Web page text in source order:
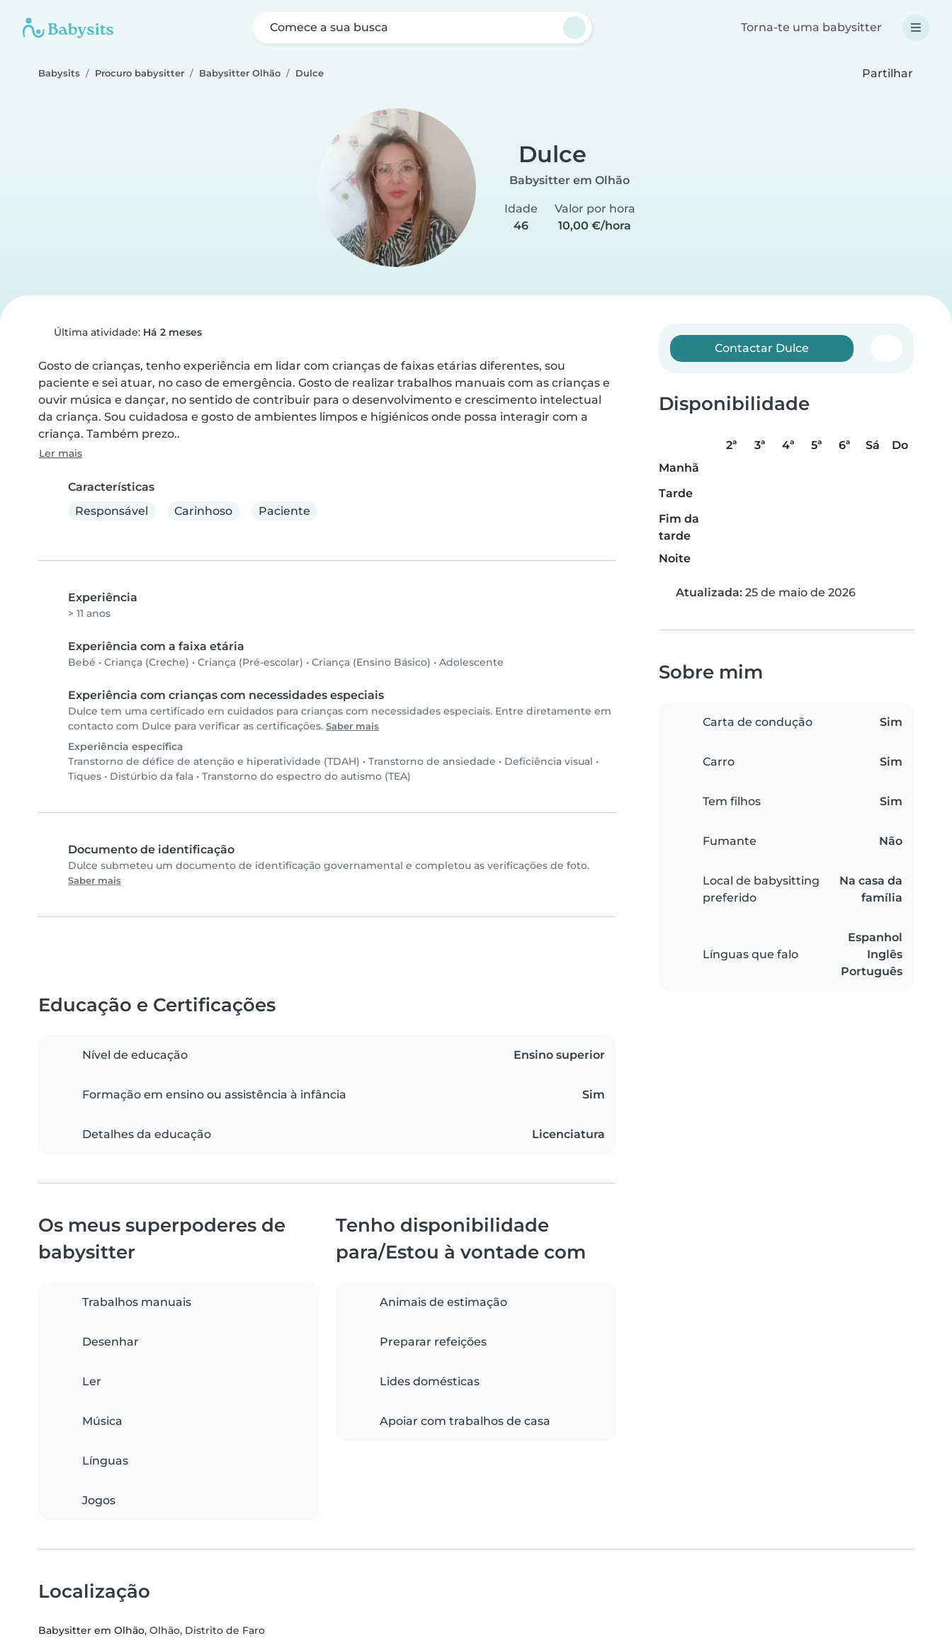
Comece a sua busca Torna-te uma babysitter
Babysits Procuro babysitter Babysitter Olhão Dulce Partilhar
Dulce
Babysitter em Olhão
Idade
46
Valor por hora
10,00 €/hora
Última atividade: Há 2 meses
Gosto de crianças, tenho experiência em lidar com crianças de faixas etárias diferentes, sou
paciente e sei atuar, no caso de emergência. Gosto de realizar trabalhos manuais com as crianças e
ouvir música e dançar, no sentido de contribuir para o desenvolvimento e crescimento intelectual
da criança. Sou cuidadosa e gosto de ambientes limpos e higiénicos onde possa interagir com a
criança. Também prezo..
Ler mais
Características
Responsável
Carinhoso Paciente
Experiência
> 11 anos
Experiência com a faixa etária
Bebé • Criança (Creche) • Criança (Pré-escolar) • Criança (Ensino Básico) • Adolescente
Experiência com crianças com necessidades especiais
Dulce tem uma certificado em cuidados para crianças com necessidades especiais. Entre diretamente em
contacto com Dulce para verificar as certificações. Saber mais
Experiência específica
Transtorno de défice de atenção e hiperatividade (TDAH) • Transtorno de ansiedade • Deficiência visual •
Tiques • Distúrbio da fala • Transtorno do espectro do autismo (TEA)
Documento de identificação
Dulce submeteu um documento de identificação governamental e completou as verificações de foto.
Saber mais
Contactar Dulce
Disponibilidade
2ª 3ª 4ª 5ª 6ª Sá
Do
Manhã
Tarde
Fim da
tarde
Noite
Atualizada: 25 de maio de 2026
Sobre mim
Carta de condução Sim
Carro Sim
Tem filhos Sim
Fumante Não
Local de babysitting
preferido
Na casa da
família
Línguas que falo
Espanhol
Inglês
Português
Educação e Certificações
Nível de educação Ensino superior
Formação em ensino ou assistência à infância Sim
Detalhes da educação Licenciatura
Os meus superpoderes de
babysitter
Trabalhos manuais
Desenhar
Ler
Música
Línguas
Jogos
Tenho disponibilidade
para/Estou à vontade com
Animais de estimação
Preparar refeições
Lides domésticas
Apoiar com trabalhos de casa
Localização
Babysitter em Olhão, Olhão, Distrito de Faro